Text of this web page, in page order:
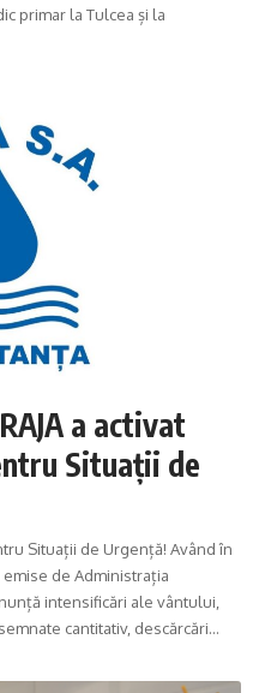
primar la Tulcea și la
a activat
Situații de
Situații de Urgență! Având în
de Administrația
intensificări ale vântului,
cantitativ, descărcări…